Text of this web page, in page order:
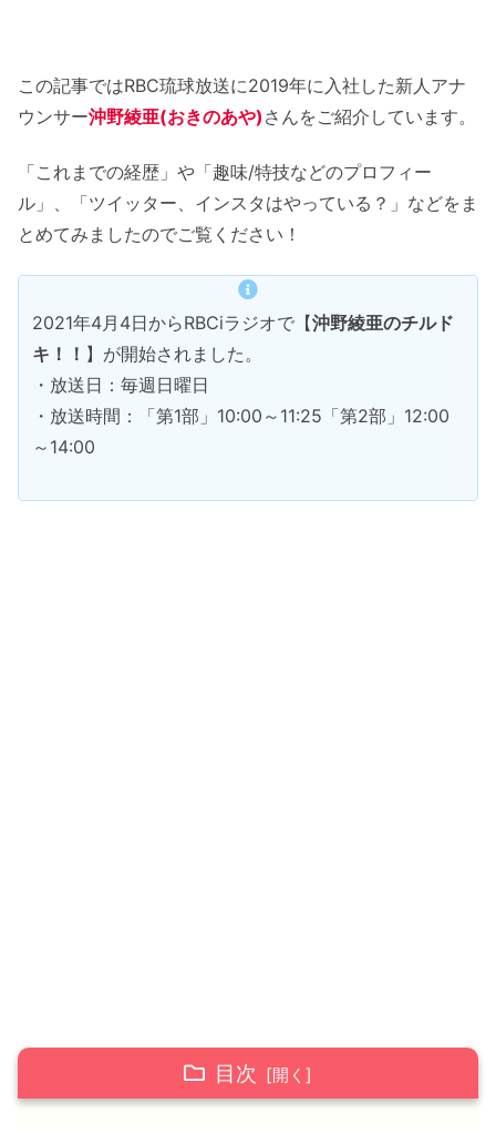
この記事ではRBC琉球放送に2019年に入社した新人アナ
ウンサー沖野綾亜(おきのあや) さんをご紹介しています。
「これまでの経歴」や「趣味/特技などのプロフィー
ル」、「ツイッター、インスタはやっている？」などをま
とめてみましたのでご覧ください！
2021年4月4日からRBCiラジオで【沖野綾亜のチルド
キ！！ 】が開始されました。
・放送日：毎週日曜日
・放送時間：「第1部」10:00～11:25「第2部」12:00
～14:00
目次